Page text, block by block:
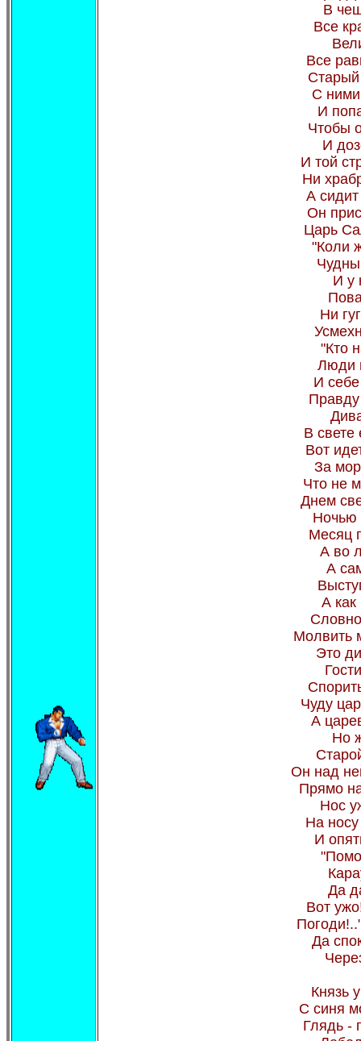
В
Все
Все
С
И
Чтобы
И
И той
Ни
А
Он
Царь
"Коли
И у
Ни
"Кто
Люди
И
Правду
В свете
Вот
За
Что не
Днем
Ночью
Месяц
А во
А
А как
Молвить
Это
Чуду
А
Но
Он над
Прямо
Нос
На
И
Да
Вот
Да
Князь
С синя
Глядь -